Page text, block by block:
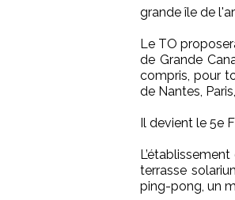
grande île de
Le TO
de Grande
compris, pour
de Nantes,
Il devient le 5e
terrasse
ping-pong, un